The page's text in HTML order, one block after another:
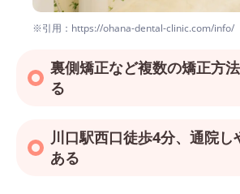
※引用：https://ohana-dental-clinic.com/info/
裏側矯正など複数の矯正方
る
川口駅西口徒歩4分、通院し
ある